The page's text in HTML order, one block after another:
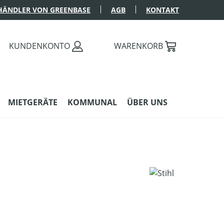
VON GREENBASE AGB KONTAKT
KUNDENKONTO WARENKORB
MIETGERÄTE KOMMUNAL ÜBER UNS